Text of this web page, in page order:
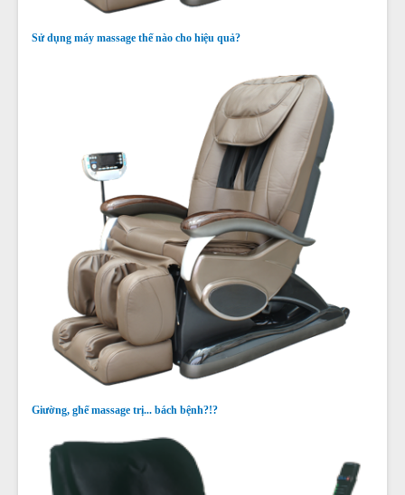
Sử dụng máy massage thế nào cho hiệu quả?
Giường, ghế massage trị... bách bệnh?!?